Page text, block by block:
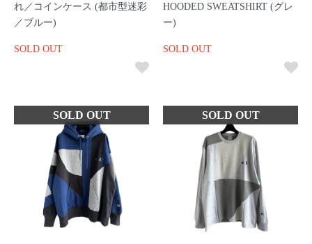
れ／コインケース (都市型迷彩
／ブルー)
SOLD OUT
HOODED SWEATSHIRT (グレ
ー)
SOLD OUT